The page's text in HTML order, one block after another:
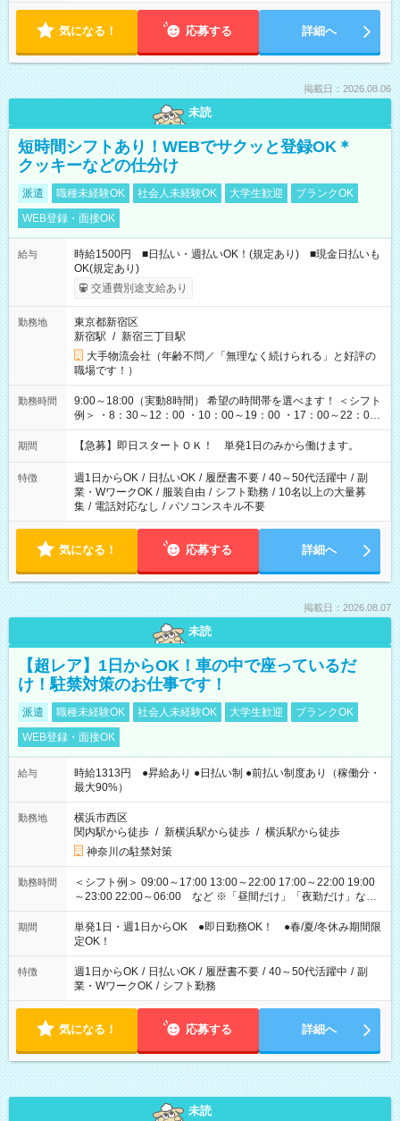
気になる！ 応募する 詳細へ
掲載日：2026.08.06
未読
短時間シフトあり！WEBでサクッと登録OK＊
クッキーなどの仕分け
派遣 職種未経験OK 社会人未経験OK 大学生歓迎
ブランクOK
WEB登録・面接OK
給与
時給1500円 ■日払い・週払いOK！(規定あり) ■現金日払いも
OK(規定あり)
交通費別途支給あり
勤務地
東京都新宿区
新宿駅 / 新宿三丁目駅
大手物流会社（年齢不問／「無理なく続けられる」と好評の
職場です！）
勤務時間
9:00～18:00（実動8時間） 希望の時間帯を選べます！ ＜シフト
例＞ ・8：30～12：00 ・10：00～19：00 ・17：00～22：00
・13：00～22：00 ・22：00～翌6：00 など
期間 【急募】即日スタートＯＫ！ 単発1日のみから働けます。
特徴 週1日からOK / 日払いOK / 履歴書不要 / 40～50代活躍中 / 副
業・WワークOK / 服装自由 / シフト勤務 / 10名以上の大量募
集 / 電話対応なし / パソコンスキル不要
気になる！ 応募する 詳細へ
掲載日：2026.08.07
未読
【超レア】1日からOK！車の中で座っているだ
け！駐禁対策のお仕事です！
派遣 職種未経験OK 社会人未経験OK 大学生歓迎
ブランクOK
WEB登録・面接OK
給与
時給1313円 ●昇給あり ●日払い制 ●前払い制度あり（稼働分・
最大90%）
勤務地
横浜市西区
関内駅から徒歩 / 新横浜駅から徒歩 / 横浜駅から徒歩
神奈川の駐禁対策
勤務時間
＜シフト例＞ 09:00～17:00 13:00～22:00 17:00～22:00 19:00
～23:00 22:00～06:00 など ※「昼間だけ」「夜勤だけ」など
の希望OK
期間
単発1日・週1日からOK ●即日勤務OK！ ●春/夏/冬休み期間限
定OK！
特徴 週1日からOK / 日払いOK / 履歴書不要 / 40～50代活躍中 / 副
業・WワークOK / シフト勤務
気になる！ 応募する 詳細へ
未読